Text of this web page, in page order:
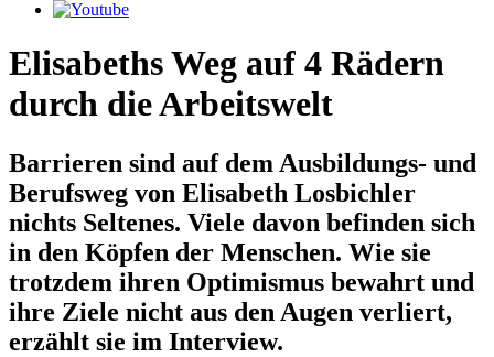
Elisabeths Weg auf 4 Rädern
durch die Arbeitswelt
Barrieren sind auf dem Ausbildungs- und
Berufsweg von Elisabeth Losbichler
nichts Seltenes. Viele davon befinden sich
in den Köpfen der Menschen. Wie sie
trotzdem ihren Optimismus bewahrt und
ihre Ziele nicht aus den Augen verliert,
erzählt sie im Interview.